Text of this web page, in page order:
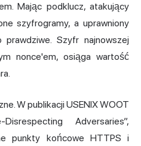
Mając podklucz, atakujący
szyfrogramy, a uprawniony
Szyfr najnowszej
nonce'em, osiąga wartość
W publikacji USENIX WOOT
Adversaries”,
punkty końcowe HTTPS i